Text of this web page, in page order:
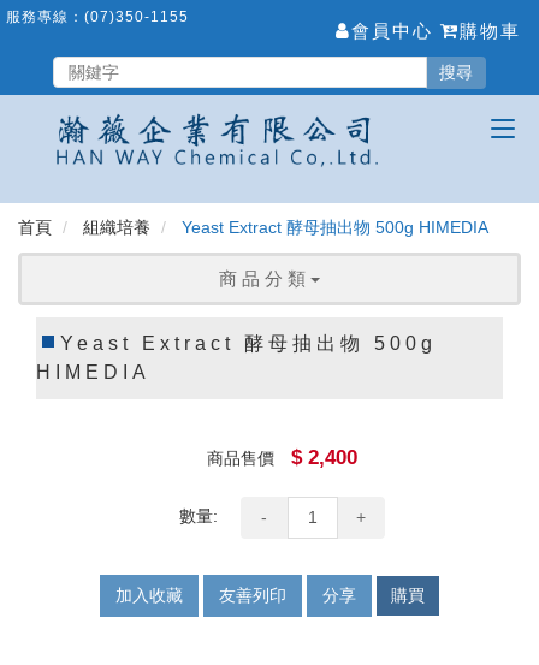
跳
要
服務專線： (07)350-1155
會員中心 購物車
搜尋
首頁 組織培養 Yeast Extract 酵母抽出物 500g HIMEDIA
商 品 分 類
Yeast Extract 酵母抽出物 500g
HIMEDIA
商品售價 $ 2,400
數量: - +
加入收藏 友善列印 分享 購買